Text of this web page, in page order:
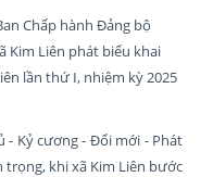
Chấp hành Đảng bộ
Kim Liên phát biểu khai
lần thứ I, nhiệm kỳ 2025
- Kỷ cương - Đổi mới - Phát
khi xã Kim Liên bước